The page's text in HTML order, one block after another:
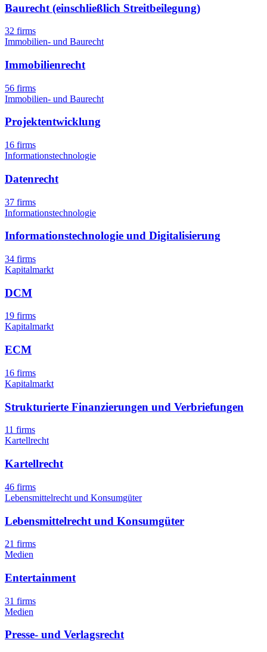
Baurecht (einschließlich Streitbeilegung)
32 firms
Immobilien- und Baurecht
Immobilienrecht
56 firms
Immobilien- und Baurecht
Projektentwicklung
16 firms
Informationstechnologie
Datenrecht
37 firms
Informationstechnologie
Informationstechnologie und Digitalisierung
34 firms
Kapitalmarkt
DCM
19 firms
Kapitalmarkt
ECM
16 firms
Kapitalmarkt
Strukturierte Finanzierungen und Verbriefungen
11 firms
Kartellrecht
Kartellrecht
46 firms
Lebensmittelrecht und Konsumgüter
Lebensmittelrecht und Konsumgüter
21 firms
Medien
Entertainment
31 firms
Medien
Presse- und Verlagsrecht